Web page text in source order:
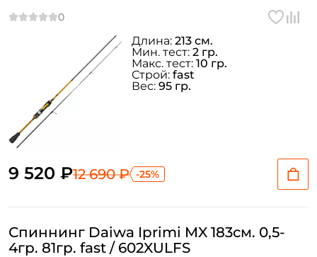
9 520 ₽12 690 ₽ -25%
Длина: 213 см.
Мин. тест: 2 гр.
Макс. тест: 10 гр.
Строй: fast
Вес: 95 гр.
Спиннинг Daiwa Iprimi MX 183см. 0,5-
4гр. 81гр. fast / 602XULFS